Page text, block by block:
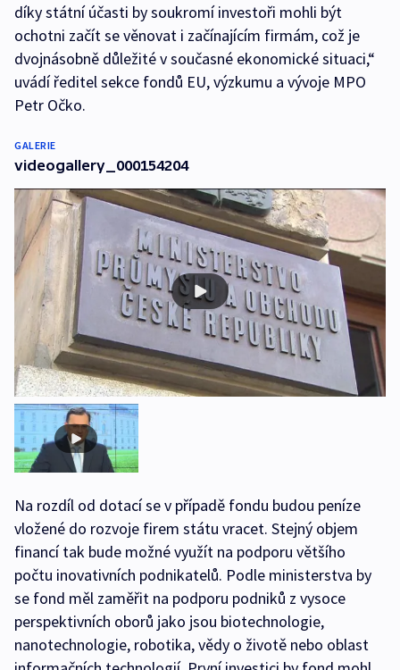
díky státní účasti by soukromí investoři mohli být
ochotni začít se věnovat i začínajícím firmám, což je
dvojnásobně důležité v současné ekonomické situaci,“
uvádí ředitel sekce fondů EU, výzkumu a vývoje MPO
Petr Očko.
GALERIE
videogallery_000154204
Na rozdíl od dotací se v případě fondu budou peníze
vložené do rozvoje firem státu vracet. Stejný objem
financí tak bude možné využít na podporu většího
počtu inovativních podnikatelů. Podle ministerstva by
se fond měl zaměřit na podporu podniků z vysoce
perspektivních oborů jako jsou biotechnologie,
nanotechnologie, robotika, vědy o životě nebo oblast